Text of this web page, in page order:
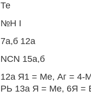
Те
№Н I
7а,б 12а
NCN 15а,б
12а Я1 = Ме, Аг =
РЬ 13а Я = Ме, 6Я =